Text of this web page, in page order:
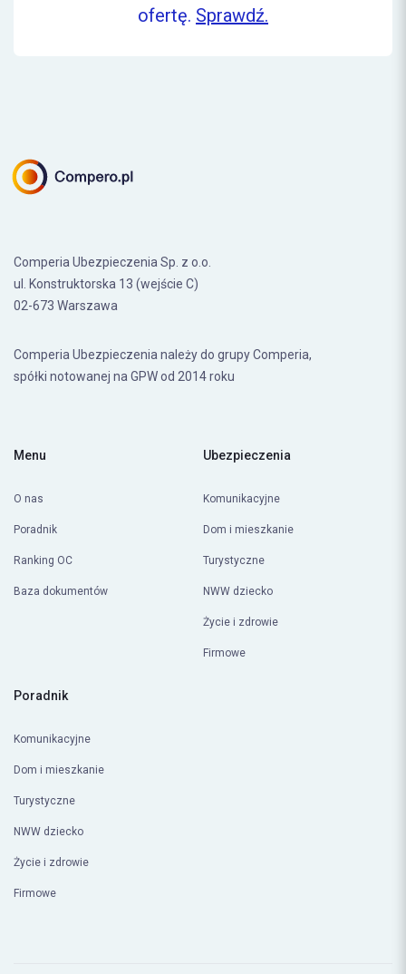
ofertę. Sprawdź.
Comperia Ubezpieczenia Sp. z o.o.
ul. Konstruktorska 13 (wejście C)
02-673 Warszawa
Comperia Ubezpieczenia należy do grupy Comperia,
spółki notowanej na GPW od 2014 roku
Menu
O nas
Poradnik
Ranking OC
Baza dokumentów
Ubezpieczenia
Komunikacyjne
Dom i mieszkanie
Turystyczne
NWW dziecko
Życie i zdrowie
Firmowe
Poradnik
Komunikacyjne
Dom i mieszkanie
Turystyczne
NWW dziecko
Życie i zdrowie
Firmowe